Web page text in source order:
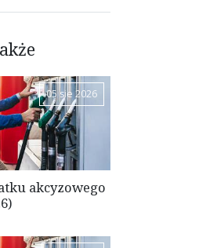
05 sie 2026
akcyzowego